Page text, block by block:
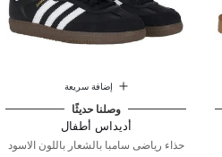
إضافة سريعة
وصلنا حديثًا
أديداس أطفال
حذاء رياضى سامبا بالشعار باللون الاسود